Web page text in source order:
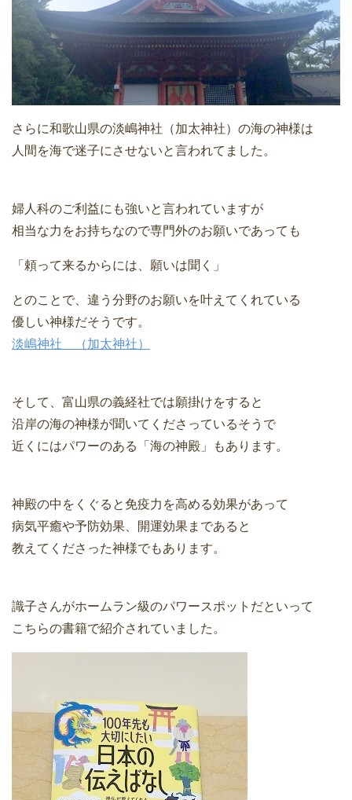
さらに和歌山県の淡嶋神社（加太神社）の海の神様は
人間を海で迷子にさせないと言われてました。
婦人科のご利益にも強いと言われていますが
相当な力をお持ちなので専門外のお願いであっても
「頼って来るからには、願いは聞く」
とのことで、違う分野のお願いを叶えてくれている
優しい神様だそうです。
淡嶋神社 （加太神社）
そして、富山県の義経社では願掛けをすると
沿岸の海の神様が聞いてくださっているそうで
近くにはパワーのある「海の神殿」もあります。
神殿の中をくぐると免疫力を高める効果があって
病気平癒や予防効果、開運効果まであると
教えてくださった神様でもあります。
識子さんがホームラン級のパワースポットだといって
こちらの書籍で紹介されていました。